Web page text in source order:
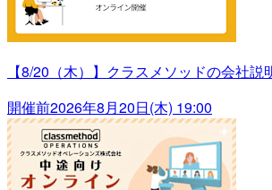
【8/20（木）】クラスメソッドの会社
開催前2026年8月20日(木) 19:00